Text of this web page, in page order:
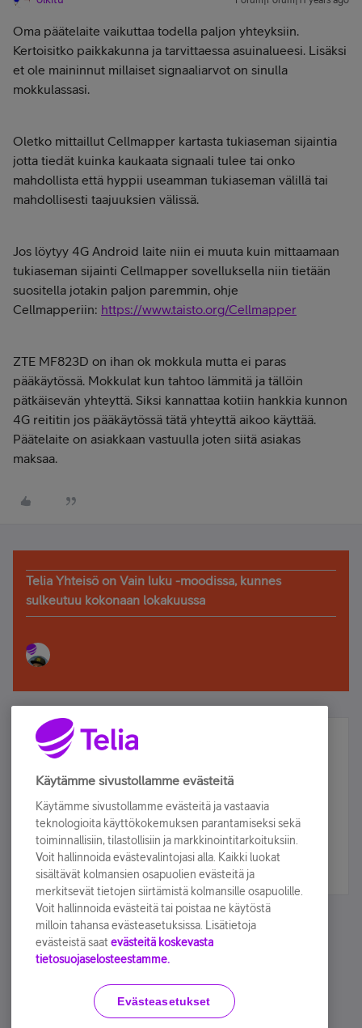
Oma päätelaite vaikuttaa todella paljon yhteyksiin.
Kertoisitko paikkakunna ja tarvittaessa asuinalueesi. Lisäksi
et ole maininnut millaiset signaaliarvot on sinulla
mokkulassasi.
Oletko mittaillut Cellmapper kartasta tukiaseman sijaintia
jotta tiedät kuinka kaukaata signaali tulee tai onko
mahdollista että hyppii useamman tukiaseman välillä tai
mahdollisesti taajuuksien välissä.
Jos löytyy 4G Android laite niin ei muuta kuin mittaamaan
tukiaseman sijainti Cellmapper sovelluksella niin tietään
suositella jotakin paljon paremmin, ohje
Cellmapperiin: https://www.taisto.org/Cellmapper
ZTE MF823D on ihan ok mokkula mutta ei paras
pääkäytössä. Mokkulat kun tahtoo lämmitä ja tällöin
pätkäisevän yhteyttä. Siksi kannattaa kotiin hankkia kunnon
4G reititin jos pääkäytössä tätä yhteyttä aikoo käyttää.
Päätelaite on asiakkaan vastuulla joten siitä asiakas
maksaa.
Telia Yhteisö on Vain luku -moodissa, kunnes
sulkeutuu kokonaan lokakuussa
Älä jää paitsi – osallistu ja voita!
Tilaa Telian uutiskirje ja olet mukana arvonnassa.
sähköpostiisi.
Tilaa nyt
Käyttöehdot Accessibility statement
Käytämme sivustollamme evästeitä
Käytämme sivustollamme evästeitä ja vastaavia
teknologioita käyttökokemuksen parantamiseksi sekä
toiminnallisiin, tilastollisiin ja markkinointitarkoituksiin.
Voit hallinnoida evästevalintojasi alla. Kaikki luokat
sisältävät kolmansien osapuolien evästeitä ja
merkitsevät tietojen siirtämistä kolmansille osapuolille.
Voit hallinnoida evästeitä tai poistaa ne käytöstä
milloin tahansa evästeasetuksissa. Lisätietoja
evästeistä saat evästeitä koskevasta
tietosuojaselosteestamme.
Evästeasetukset